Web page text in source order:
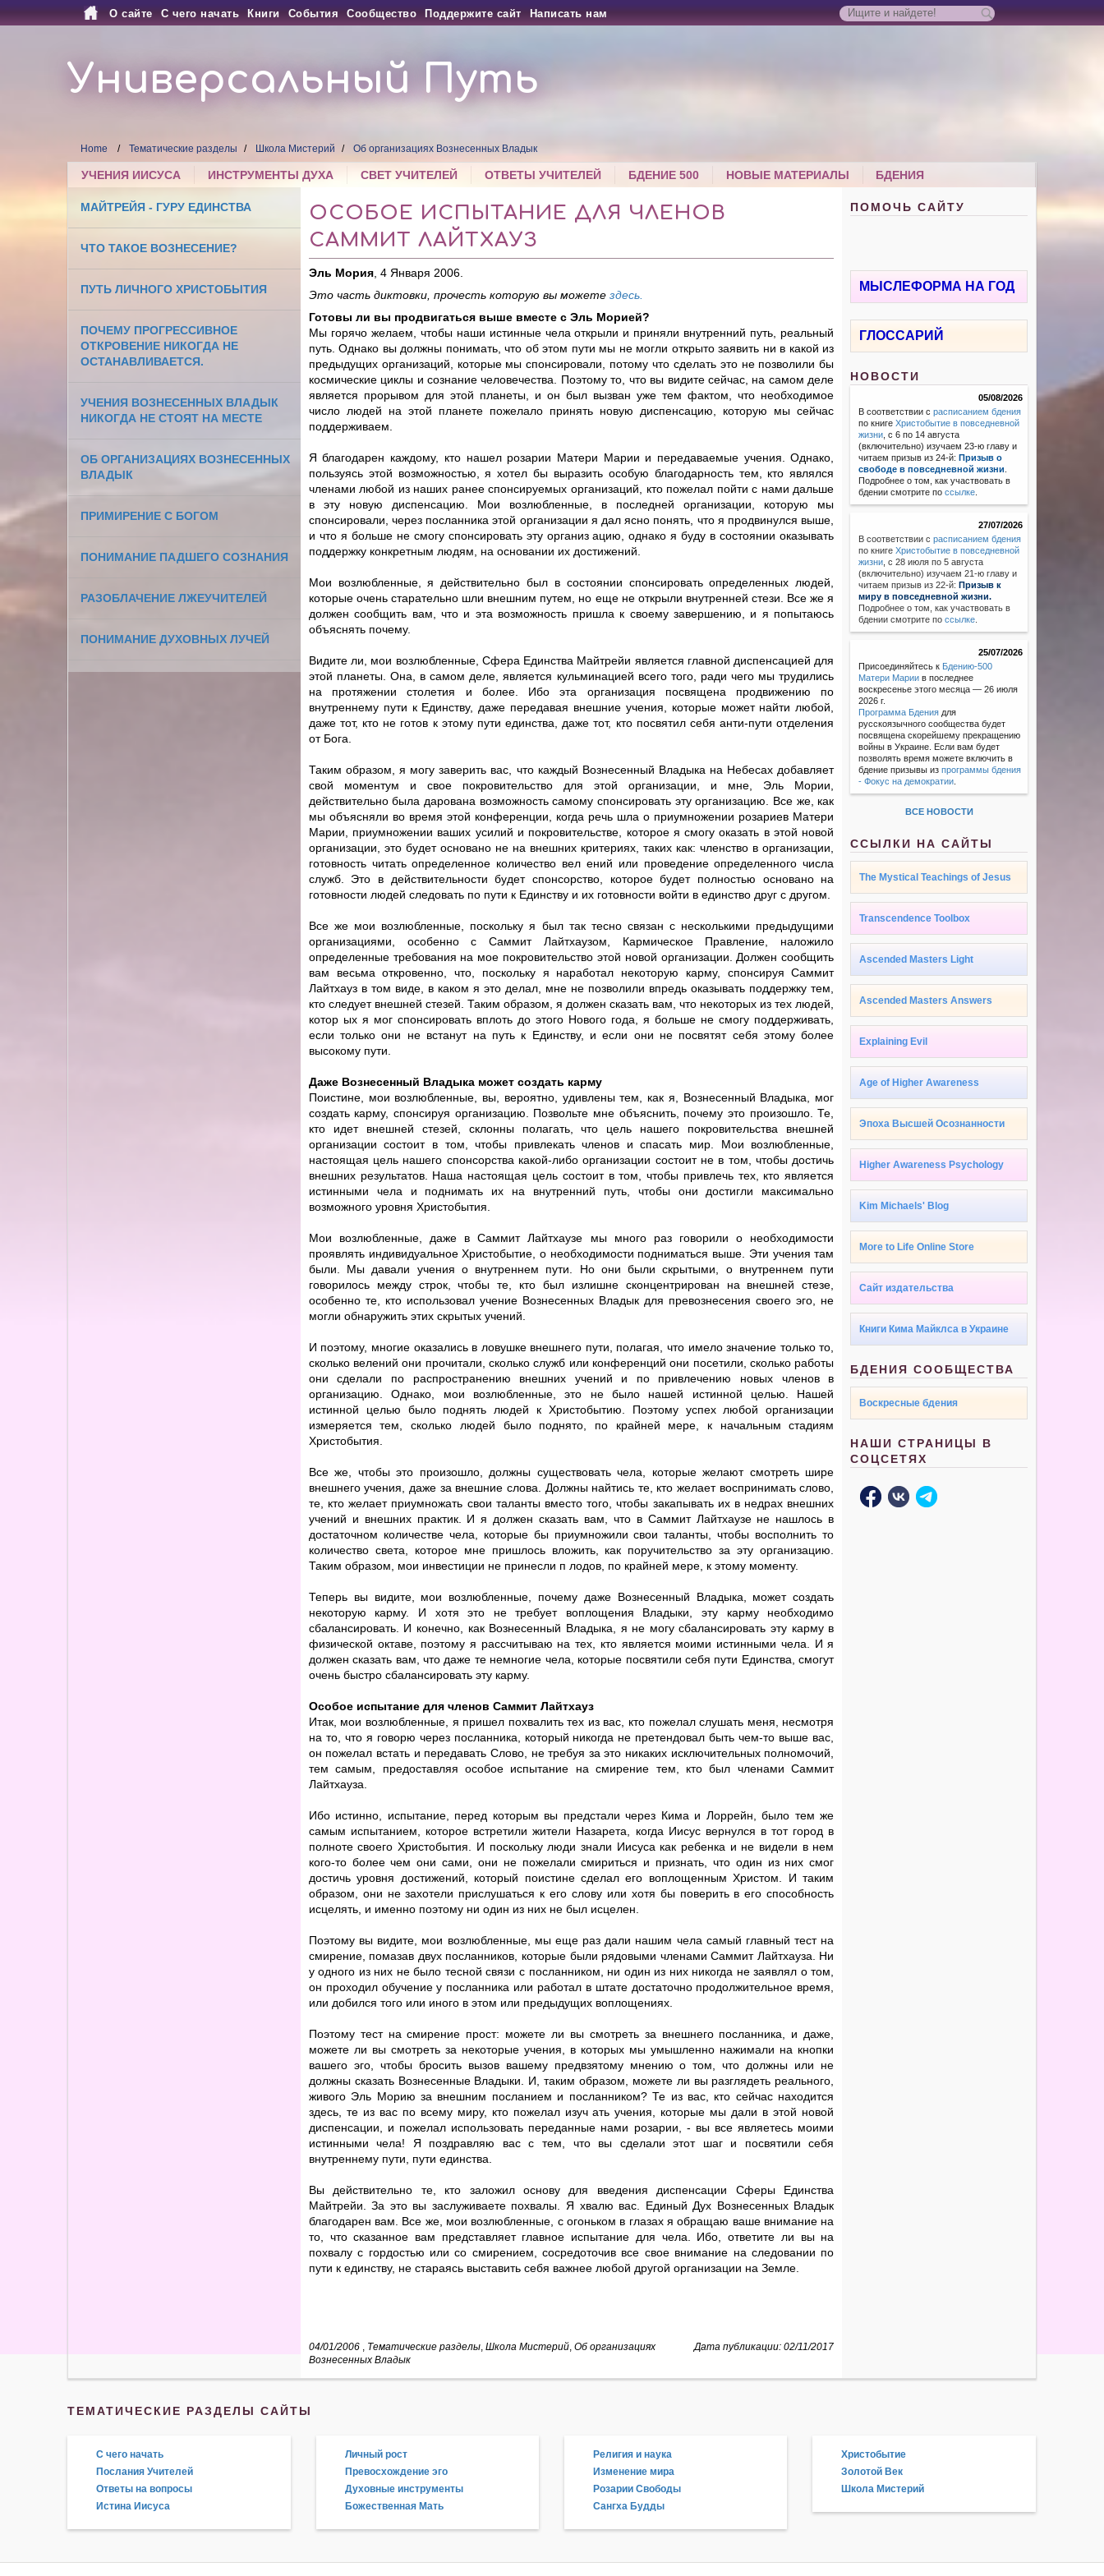
О сайте С чего начать Книги События Сообщество Поддержите сайт Написать нам
Универсальный Путь
Home Тематические разделы Школа Мистерий Об организациях Вознесенных Владык
УЧЕНИЯ ИИСУСА ИНСТРУМЕНТЫ ДУХА СВЕТ УЧИТЕЛЕЙ ОТВЕТЫ УЧИТЕЛЕЙ БДЕНИЕ 500 НОВЫЕ МАТЕРИАЛЫ БДЕНИЯ
МАЙТРЕЙЯ - ГУРУ ЕДИНСТВА
ЧТО ТАКОЕ ВОЗНЕСЕНИЕ?
ПУТЬ ЛИЧНОГО ХРИСТОБЫТИЯ
ПОЧЕМУ ПРОГРЕССИВНОЕ
ОТКРОВЕНИЕ НИКОГДА НЕ
ОСТАНАВЛИВАЕТСЯ.
УЧЕНИЯ ВОЗНЕСЕННЫХ ВЛАДЫК
НИКОГДА НЕ СТОЯТ НА МЕСТЕ
ОБ ОРГАНИЗАЦИЯХ ВОЗНЕСЕННЫХ
ВЛАДЫК
ПРИМИРЕНИЕ С БОГОМ
ПОНИМАНИЕ ПАДШЕГО СОЗНАНИЯ
РАЗОБЛАЧЕНИЕ ЛЖЕУЧИТЕЛЕЙ
ПОНИМАНИЕ ДУХОВНЫХ ЛУЧЕЙ
ОСОБОЕ ИСПЫТАНИЕ ДЛЯ ЧЛЕНОВ
САММИТ ЛАЙТХАУЗ
Эль Мория, 4 Января 2006.
Это часть диктовки, прочесть которую вы можете здесь.
Готовы ли вы продвигаться выше вместе с Эль Морией?
Мы горячо желаем, чтобы наши истинные чела открыли и приняли внутренний путь, реальный
путь. Однако вы должны понимать, что об этом пути мы не могли открыто заявить ни в какой из
предыдущих организаций, которые мы спонсировали, потому что сделать это не позволили бы
космические циклы и сознание человечества. Поэтому то, что вы видите сейчас, на самом деле
является прорывом для этой планеты, и он был вызван уже тем фактом, что необходимое
число людей на этой планете пожелало принять новую диспенсацию, которую мы сейчас
поддерживаем.
Я благодарен каждому, кто нашел розарии Матери Марии и передаваемые учения. Однако,
пользуясь этой возможностью, я хотел бы выразить особую благодарность тем, кто являлся
членами любой из наших ранее спонсируемых организаций, кто пожелал пойти с нами дальше
в эту новую диспенсацию. Мои возлюбленные, в последней организации, которую мы
спонсировали, через посланника этой организации я дал ясно понять, что я продвинулся выше,
и что я больше не смогу спонсировать эту организ ацию, однако я буду в состоянии оказывать
поддержку конкретным людям, на основании их достижений.
Мои возлюбленные, я действительно был в состоянии спонсировать определенных людей,
которые очень старательно шли внешним путем, но еще не открыли внутренней стези. Все же я
должен сообщить вам, что и эта возможность пришла к своему завершению, и я попытаюсь
объяснять почему.
Видите ли, мои возлюбленные, Сфера Единства Майтрейи является главной диспенсацией для
этой планеты. Она, в самом деле, является кульминацией всего того, ради чего мы трудились
на протяжении столетия и более. Ибо эта организация посвящена продвижению по
внутреннему пути к Единству, даже передавая внешние учения, которые может найти любой,
даже тот, кто не готов к этому пути единства, даже тот, кто посвятил себя анти-пути отделения
от Бога.
Таким образом, я могу заверить вас, что каждый Вознесенный Владыка на Небесах добавляет
свой моментум и свое покровительство для этой организации, и мне, Эль Мории,
действительно была дарована возможность самому спонсировать эту организацию. Все же, как
мы объясняли во время этой конференции, когда речь шла о приумножении розариев Матери
Марии, приумножении ваших усилий и покровительстве, которое я смогу оказать в этой новой
организации, это будет основано не на внешних критериях, таких как: членство в организации,
готовность читать определенное количество вел ений или проведение определенного числа
служб. Это в действительности будет спонсорство, которое будет полностью основано на
готовности людей следовать по пути к Единству и их готовности войти в единство друг с другом.
Все же мои возлюбленные, поскольку я был так тесно связан с несколькими предыдущими
организациями, особенно с Саммит Лайтхаузом, Кармическое Правление, наложило
определенные требования на мое покровительство этой новой организации. Должен сообщить
вам весьма откровенно, что, поскольку я наработал некоторую карму, спонсируя Саммит
Лайтхауз в том виде, в каком я это делал, мне не позволили впредь оказывать поддержку тем,
кто следует внешней стезей. Таким образом, я должен сказать вам, что некоторых из тех людей,
котор ых я мог спонсировать вплоть до этого Нового года, я больше не смогу поддерживать,
если только они не встанут на путь к Единству, и если они не посвятят себя этому более
высокому пути.
Даже Вознесенный Владыка может создать карму
Поистине, мои возлюбленные, вы, вероятно, удивлены тем, как я, Вознесенный Владыка, мог
создать карму, спонсируя организацию. Позвольте мне объяснить, почему это произошло. Те,
кто идет внешней стезей, склонны полагать, что цель нашего покровительства внешней
организации состоит в том, чтобы привлекать членов и спасать мир. Мои возлюбленные,
настоящая цель нашего спонсорства какой-либо организации состоит не в том, чтобы достичь
внешних результатов. Наша настоящая цель состоит в том, чтобы привлечь тех, кто является
истинными чела и поднимать их на внутренний путь, чтобы они достигли максимально
возможного уровня Христобытия.
Мои возлюбленные, даже в Саммит Лайтхаузе мы много раз говорили о необходимости
проявлять индивидуальное Христобытие, о необходимости подниматься выше. Эти учения там
были. Мы давали учения о внутреннем пути. Но они были скрытыми, о внутреннем пути
говорилось между строк, чтобы те, кто был излишне сконцентрирован на внешней стезе,
особенно те, кто использовал учение Вознесенных Владык для превознесения своего эго, не
могли обнаружить этих скрытых учений.
И поэтому, многие оказались в ловушке внешнего пути, полагая, что имело значение только то,
сколько велений они прочитали, сколько служб или конференций они посетили, сколько работы
они сделали по распространению внешних учений и по привлечению новых членов в
организацию. Однако, мои возлюбленные, это не было нашей истинной целью. Нашей
истинной целью было поднять людей к Христобытию. Поэтому успех любой организации
измеряется тем, сколько людей было поднято, по крайней мере, к начальным стадиям
Христобытия.
Все же, чтобы это произошло, должны существовать чела, которые желают смотреть шире
внешнего учения, даже за внешние слова. Должны найтись те, кто желает воспринимать слово,
те, кто желает приумножать свои таланты вместо того, чтобы закапывать их в недрах внешних
учений и внешних практик. И я должен сказать вам, что в Саммит Лайтхаузе не нашлось в
достаточном количестве чела, которые бы приумножили свои таланты, чтобы восполнить то
количество света, которое мне пришлось вложить, как поручительство за эту организацию.
Таким образом, мои инвестиции не принесли п лодов, по крайней мере, к этому моменту.
Теперь вы видите, мои возлюбленные, почему даже Вознесенный Владыка, может создать
некоторую карму. И хотя это не требует воплощения Владыки, эту карму необходимо
сбалансировать. И конечно, как Вознесенный Владыка, я не могу сбалансировать эту карму в
физической октаве, поэтому я рассчитываю на тех, кто является моими истинными чела. И я
должен сказать вам, что даже те немногие чела, которые посвятили себя пути Единства, смогут
очень быстро сбалансировать эту карму.
Особое испытание для членов Саммит Лайтхауз
Итак, мои возлюбленные, я пришел похвалить тех из вас, кто пожелал слушать меня, несмотря
на то, что я говорю через посланника, который никогда не претендовал быть чем-то выше вас,
он пожелал встать и передавать Слово, не требуя за это никаких исключительных полномочий,
тем самым, предоставляя особое испытание на смирение тем, кто был членами Саммит
Лайтхауза.
Ибо истинно, испытание, перед которым вы предстали через Кима и Лоррейн, было тем же
самым испытанием, которое встретили жители Назарета, когда Иисус вернулся в тот город в
полноте своего Христобытия. И поскольку люди знали Иисуса как ребенка и не видели в нем
кого-то более чем они сами, они не пожелали смириться и признать, что один из них смог
достичь уровня достижений, который поистине сделал его воплощенным Христом. И таким
образом, они не захотели прислушаться к его слову или хотя бы поверить в его способность
исцелять, и именно поэтому ни один из них не был исцелен.
Поэтому вы видите, мои возлюбленные, мы еще раз дали нашим чела самый главный тест на
смирение, помазав двух посланников, которые были рядовыми членами Саммит Лайтхауза. Ни
у одного из них не было тесной связи с посланником, ни один из них никогда не заявлял о том,
он проходил обучение у посланника или работал в штате достаточно продолжительное время,
или добился того или иного в этом или предыдущих воплощениях.
Поэтому тест на смирение прост: можете ли вы смотреть за внешнего посланника, и даже,
можете ли вы смотреть за некоторые учения, в которых мы умышленно нажимали на кнопки
вашего эго, чтобы бросить вызов вашему предвзятому мнению о том, что должны или не
должны сказать Вознесенные Владыки. И, таким образом, можете ли вы разглядеть реального,
живого Эль Морию за внешним посланием и посланником? Те из вас, кто сейчас находится
здесь, те из вас по всему миру, кто пожелал изуч ать учения, которые мы дали в этой новой
диспенсации, и пожелал использовать переданные нами розарии, - вы все являетесь моими
истинными чела! Я поздравляю вас с тем, что вы сделали этот шаг и посвятили себя
внутреннему пути, пути единства.
Вы действительно те, кто заложил основу для введения диспенсации Сферы Единства
Майтрейи. За это вы заслуживаете похвалы. Я хвалю вас. Единый Дух Вознесенных Владык
благодарен вам. Все же, мои возлюбленные, с огоньком в глазах я обращаю ваше внимание на
то, что сказанное вам представляет главное испытание для чела. Ибо, ответите ли вы на
похвалу с гордостью или со смирением, сосредоточив все свое внимание на следовании по
пути к единству, не стараясь выставить себя важнее любой другой организации на Земле.
04/01/2006 Дата публикации: 02/11/2017
, Тематические разделы, Школа Мистерий, Об организациях
Вознесенных Владык
ПОМОЧЬ САЙТУ
МЫСЛЕФОРМА НА ГОД
ГЛОССАРИЙ
НОВОСТИ
05/08/2026
В соответствии срасписанием бдения
по книгеХристобытие в повседневной
жизни , с 6 по 14 августа
(включительно) изучаем 23-ю главу и
читаем призыв из 24-й: Призыв о
свободе в повседневной жизни
Подробнее о том, как участвовать в
бдении смотрите поссылке
27/07/2026
В соответствии с расписанием бдения
по книгеХристобытие в повседневной
жизни с 28 июля по 5 августа
(включительно) изучаем 21-ю главу и
читаем призыв из 22-й: Призыв к
миру в повседневной жизни.
Подробнее о том, как участвовать в
бдении смотрите поссылке
25/07/2026
Присоединяйтесь к Бдению-500
Матери Марии в последнее
воскресенье этого месяца — 26 июля
2026 г.
Программа Бдения для
русскоязычного сообщества будет
посвящена скорейшему прекращению
войны в Украине. Если вам будет
позволять время можете включить в
бдение призывы изпрограммы бдения
- Фокус на демократии
ВСЕ НОВОСТИ
ССЫЛКИ НА САЙТЫ
The Mystical Teachings of Jesus
Transcendence Toolbox
Ascended Masters Light
Ascended Masters Answers
Explaining Evil
Age of Higher Awareness
Эпоха Высшей Осознанности
Higher Awareness Psychology
Kim Michaels' Blog
More to Life Online Store
Сайт издательства
Книги Кима Майклса в Украине
БДЕНИЯ СООБЩЕСТВА
Воскресные бдения
НАШИ СТРАНИЦЫ В
СОЦСЕТЯХ
ТЕМАТИЧЕСКИЕ РАЗДЕЛЫ САЙТЫ
С чего начать
Послания Учителей
Ответы на вопросы
Истина Иисуса
Личный рост
Превосхождение эго
Духовные инструменты
Божественная Мать
Религия и наука
Изменение мира
Розарии Свободы
Сангха Будды
Христобытие
Золотой Век
Школа Мистерий